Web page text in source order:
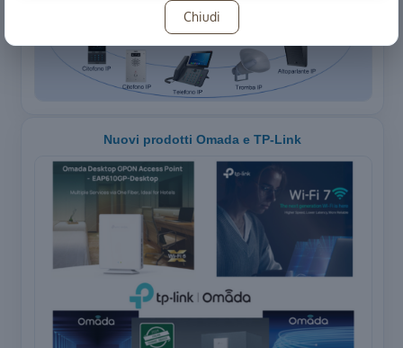
Chiudi
Nuovi prodotti Omada e TP-Link